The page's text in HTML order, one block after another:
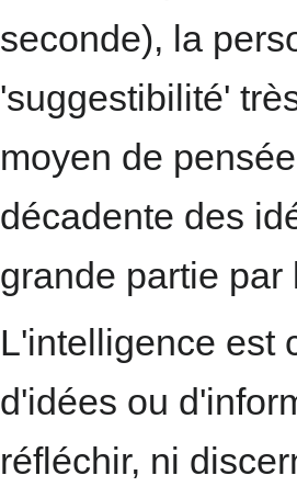
seconde), la
'suggestibilité'
moyen de
décadente des
grande partie par
L'intelligence est
d'idées ou
réfléchir, ni